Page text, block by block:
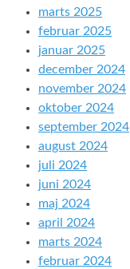
marts 2025
februar 2025
januar 2025
december 2024
november 2024
oktober 2024
september 2024
august 2024
juli 2024
juni 2024
maj 2024
april 2024
marts 2024
februar 2024